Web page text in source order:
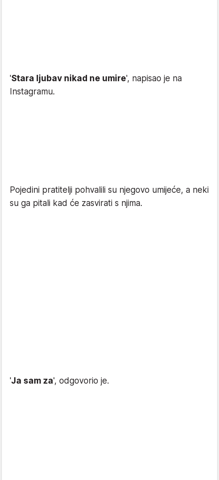
'Stara ljubav nikad ne umire', napisao je na
Instagramu.
Pojedini pratitelji pohvalili su njegovo umijeće, a neki
su ga pitali kad će zasvirati s njima.
'Ja sam za', odgovorio je.